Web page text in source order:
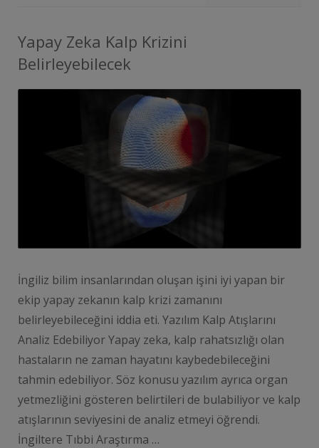
Yapay Zeka Kalp Krizini
Belirleyebilecek
İngiliz bilim insanlarından oluşan işini iyi yapan bir
ekip yapay zekanın kalp krizi zamanını
belirleyebileceğini iddia eti. Yazılım Kalp Atışlarını
Analiz Edebiliyor Yapay zeka, kalp rahatsızlığı olan
hastaların ne zaman hayatını kaybedebileceğini
tahmin edebiliyor. Söz konusu yazılım ayrıca organ
yetmezliğini gösteren belirtileri de bulabiliyor ve kalp
atışlarının seviyesini de analiz etmeyi öğrendi.
İngiltere Tıbbi Araştırma …